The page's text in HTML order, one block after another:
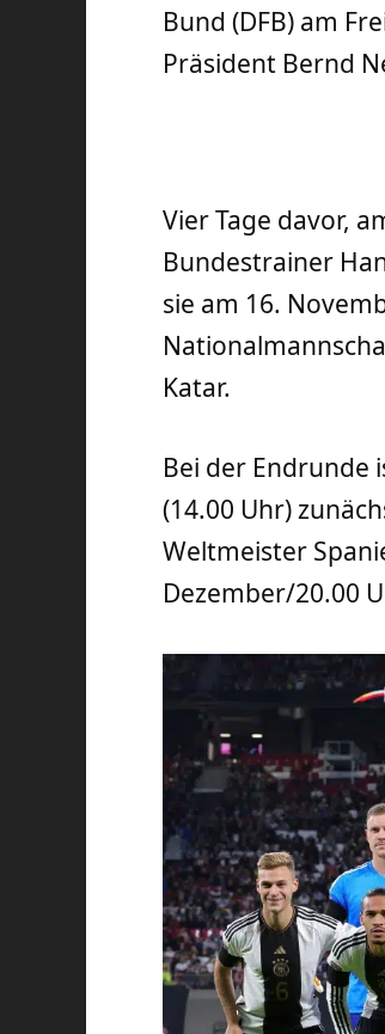
Bund (DFB) am
Präsident Bernd
Vier Tage davor,
Bundestrainer
sie am 16.
Katar.
Bei der Endrunde
(14.00 Uhr)
Weltmeister
Dezember/20.00